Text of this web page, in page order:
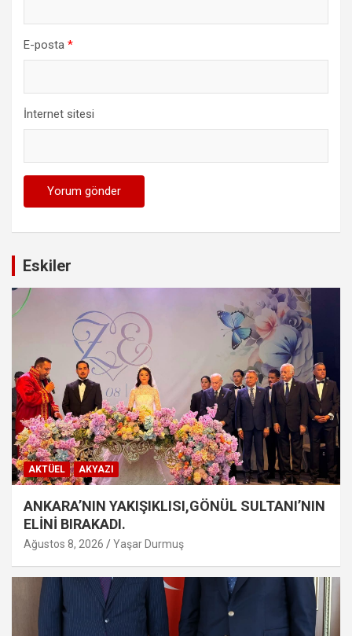
E-posta *
İnternet sitesi
Eskiler
AKTÜEL AKYAZI
ANKARA’NIN YAKIŞIKLISI,GÖNÜL SULTANI’NIN
ELİNİ BIRAKADI.
Ağustos 8, 2026 Yaşar Durmuş